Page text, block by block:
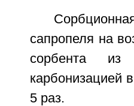
сапропеля на
сорбента из
карбонизацией
5 раз.